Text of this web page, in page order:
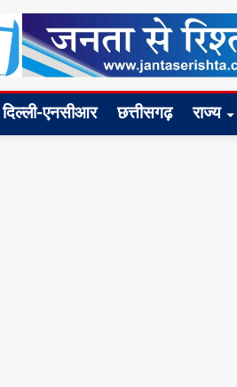
दिल्ली-एनसीआर छत्तीसगढ़ राज्य